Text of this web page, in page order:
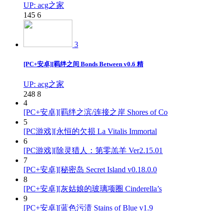
UP: acg之家
145 6
3
[PC+安卓][羁绊之间 Bonds Between v0.6 精
UP: acg之家
248 8
4
[PC+安卓][羁绊之滨/连接之岸 Shores of Co
5
[PC游戏][永恒的欠损 La Vitalis Immortal
6
[PC游戏][除灵猎人：第零羔羊 Ver2.15.01
7
[PC+安卓][秘密岛 Secret Island v0.18.0.0
8
[PC+安卓][灰姑娘的玻璃项圈 Cinderella’s
9
[PC+安卓][蓝色污渍 Stains of Blue v1.9